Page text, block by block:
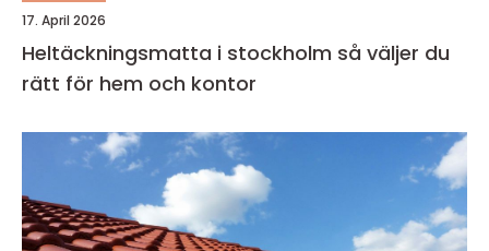
17. April 2026
Heltäckningsmatta i stockholm så väljer du
rätt för hem och kontor